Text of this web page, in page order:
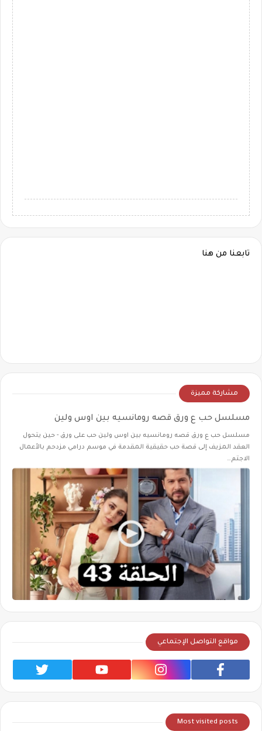
تابعنا من هنا
مشاركة مميزة
مسلسل حب ع ورق قصه رومانسيه بين اوس ولين
مسلسل حب ع ورق قصه رومانسيه بين اوس ولين حب على ورق - حين يتحول
العقد المزيف إلى قصة حب حقيقية المقدمة في موسم درامي مزدحم بالأعمال
الاجتم…
مواقع التواصل الإجتماعي
Most visited posts